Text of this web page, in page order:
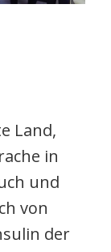
Land,
in
und
von
der